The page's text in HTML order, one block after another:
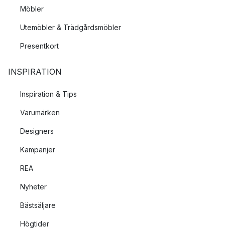
Möbler
Utemöbler & Trädgårdsmöbler
Presentkort
INSPIRATION
Inspiration & Tips
Varumärken
Designers
Kampanjer
REA
Nyheter
Bästsäljare
Högtider